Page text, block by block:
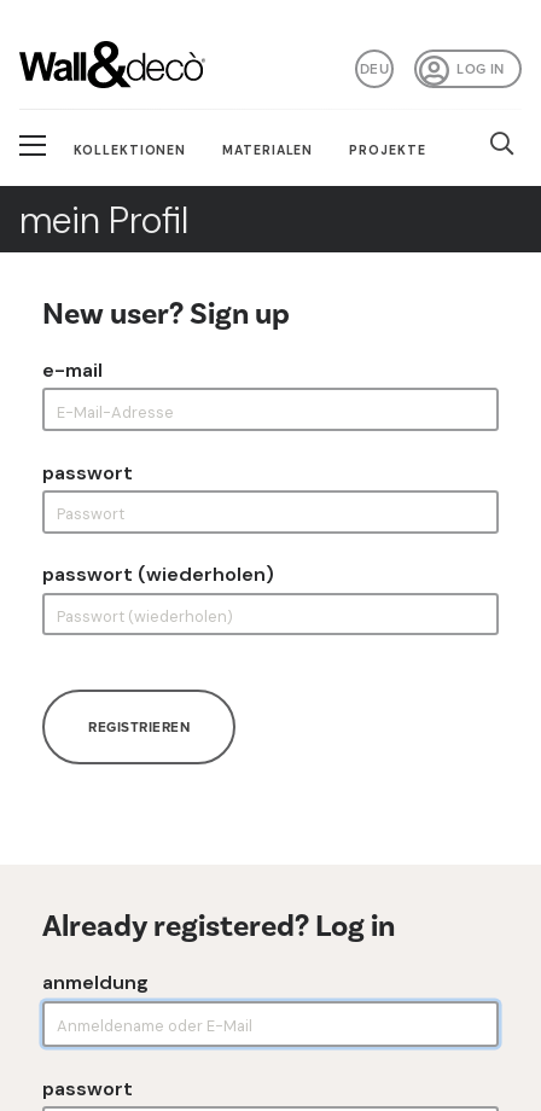
LOG IN
DEU
KOLLEKTIONEN MATERIALEN PROJEKTE
mein Profil
New user? Sign up
e-mail
passwort
passwort (wiederholen)
REGISTRIEREN
Already registered? Log in
anmeldung
passwort